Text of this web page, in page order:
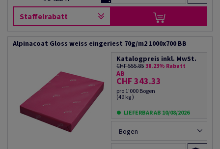
Staffelrabatt
Alpinacoat Gloss weiss eingeriest 70g/m2 1000x700 BB
Katalogpreis inkl. MwSt.
CHF 555.85 38.23% Rabatt
AB
CHF 343.33
pro 1'000 Bogen
(49 kg )
LIEFERBAR AB 10/08/2026
Bogen